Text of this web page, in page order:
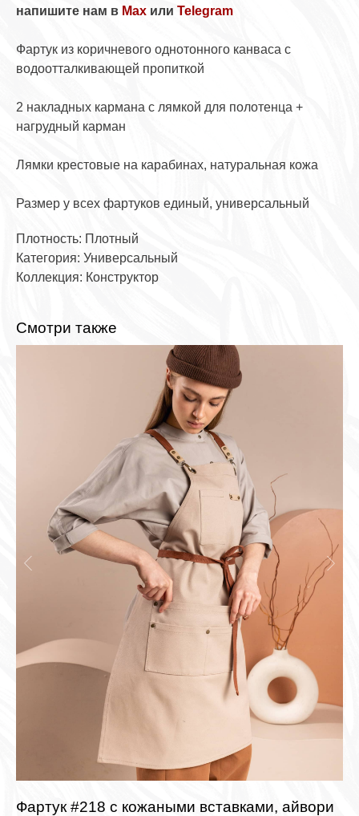
напишите нам в Max или Telegram
Фартук из коричневого однотонного канваса с
водоотталкивающей пропиткой
2 накладных кармана с лямкой для полотенца +
нагрудный карман
Лямки крестовые на карабинах, натуральная кожа
Размер у всех фартуков единый, универсальный
Плотность: Плотный
Категория: Универсальный
Коллекция: Конструктор
Смотри также
Фартук #218 с кожаными вставками, айвори